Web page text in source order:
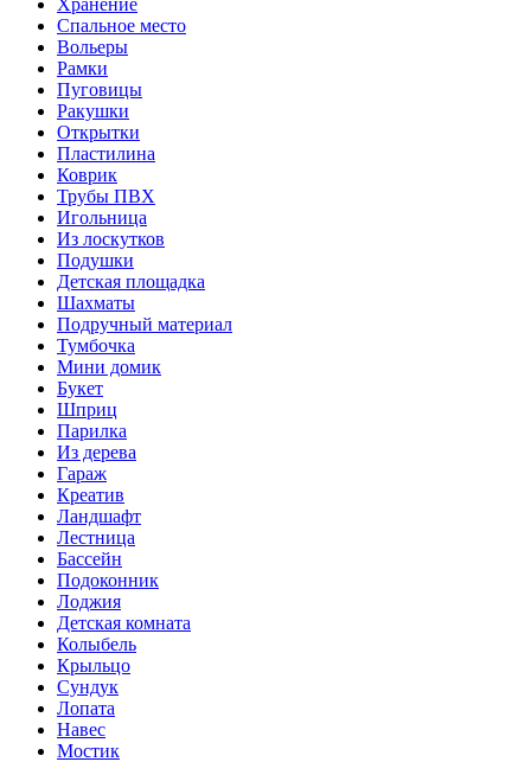
Спальное место
Вольеры
Рамки
Пуговицы
Ракушки
Открытки
Пластилина
Коврик
Трубы ПВХ
Игольница
Из лоскутков
Подушки
Детская площадка
Шахматы
Подручный материал
Тумбочка
Мини домик
Букет
Шприц
Парилка
Из дерева
Гараж
Креатив
Ландшафт
Лестница
Бассейн
Подоконник
Лоджия
Детская комната
Колыбель
Крыльцо
Сундук
Лопата
Навес
Мостик